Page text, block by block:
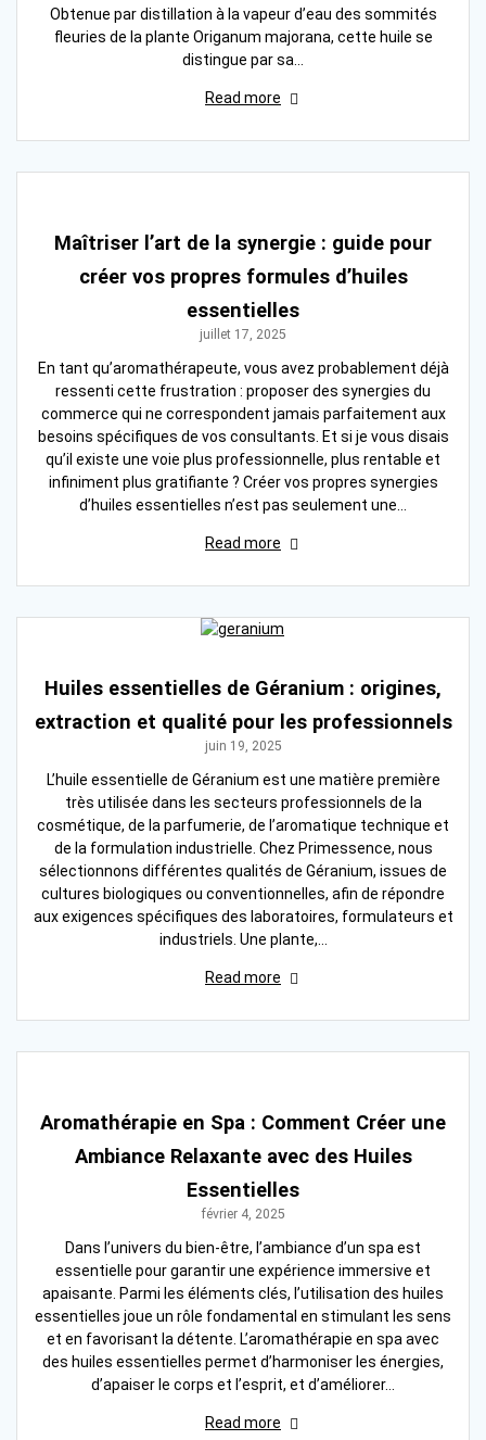
Obtenue par distillation à la vapeur d’eau des sommités
fleuries de la plante Origanum majorana, cette huile se
distingue par sa…
Read more
Maîtriser l’art de la synergie : guide pour
créer vos propres formules d’huiles
essentielles
juillet 17, 2025
En tant qu’aromathérapeute, vous avez probablement déjà
ressenti cette frustration : proposer des synergies du
commerce qui ne correspondent jamais parfaitement aux
besoins spécifiques de vos consultants. Et si je vous disais
qu’il existe une voie plus professionnelle, plus rentable et
infiniment plus gratifiante ? Créer vos propres synergies
d’huiles essentielles n’est pas seulement une…
Read more
Huiles essentielles de Géranium : origines,
extraction et qualité pour les professionnels
juin 19, 2025
L’huile essentielle de Géranium est une matière première
très utilisée dans les secteurs professionnels de la
cosmétique, de la parfumerie, de l’aromatique technique et
de la formulation industrielle. Chez Primessence, nous
sélectionnons différentes qualités de Géranium, issues de
cultures biologiques ou conventionnelles, afin de répondre
aux exigences spécifiques des laboratoires, formulateurs et
industriels. Une plante,…
Read more
Aromathérapie en Spa : Comment Créer une
Ambiance Relaxante avec des Huiles
Essentielles
février 4, 2025
Dans l’univers du bien-être, l’ambiance d’un spa est
essentielle pour garantir une expérience immersive et
apaisante. Parmi les éléments clés, l’utilisation des huiles
essentielles joue un rôle fondamental en stimulant les sens
et en favorisant la détente. L’aromathérapie en spa avec
des huiles essentielles permet d’harmoniser les énergies,
d’apaiser le corps et l’esprit, et d’améliorer…
Read more